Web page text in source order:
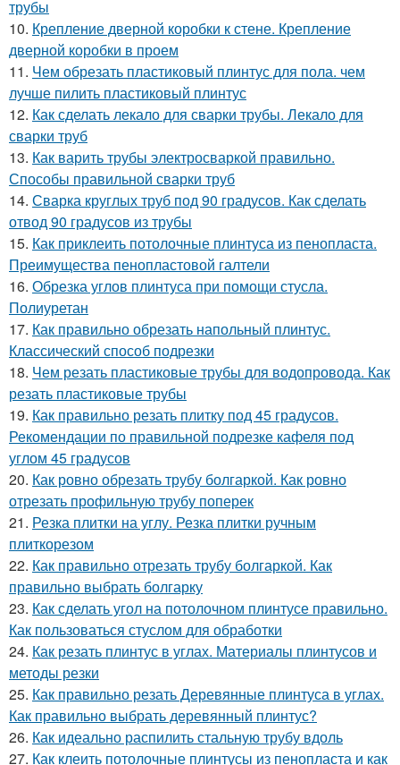
трубы
10. Крепление дверной коробки к стене. Крепление
дверной коробки в проем
11. Чем обрезать пластиковый плинтус для пола. чем
лучше пилить пластиковый плинтус
12. Как сделать лекало для сварки трубы. Лекало для
сварки труб
13. Как варить трубы электросваркой правильно.
Способы правильной сварки труб
14. Сварка круглых труб под 90 градусов. Как сделать
отвод 90 градусов из трубы
15. Как приклеить потолочные плинтуса из пенопласта.
Преимущества пенопластовой галтели
16. Обрезка углов плинтуса при помощи стусла.
Полиуретан
17. Как правильно обрезать напольный плинтус.
Классический способ подрезки
18. Чем резать пластиковые трубы для водопровода. Как
резать пластиковые трубы
19. Как правильно резать плитку под 45 градусов.
Рекомендации по правильной подрезке кафеля под
углом 45 градусов
20. Как ровно обрезать трубу болгаркой. Как ровно
отрезать профильную трубу поперек
21. Резка плитки на углу. Резка плитки ручным
плиткорезом
22. Как правильно отрезать трубу болгаркой. Как
правильно выбрать болгарку
23. Как сделать угол на потолочном плинтусе правильно.
Как пользоваться стуслом для обработки
24. Как резать плинтус в углах. Материалы плинтусов и
методы резки
25. Как правильно резать Деревянные плинтуса в углах.
Как правильно выбрать деревянный плинтус?
26. Как идеально распилить стальную трубу вдоль
27. Как клеить потолочные плинтусы из пенопласта и как